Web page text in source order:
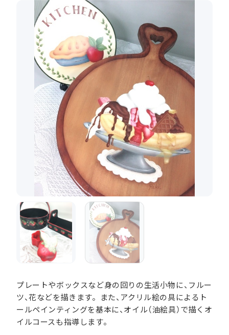
プレートやボックスなど身の回りの生活小物に、フルー
ツ、花などを描きます。また、アクリル絵の具によるト
ールペインティングを基本に、オイル（油絵具）で描くオ
イルコースも指導します。